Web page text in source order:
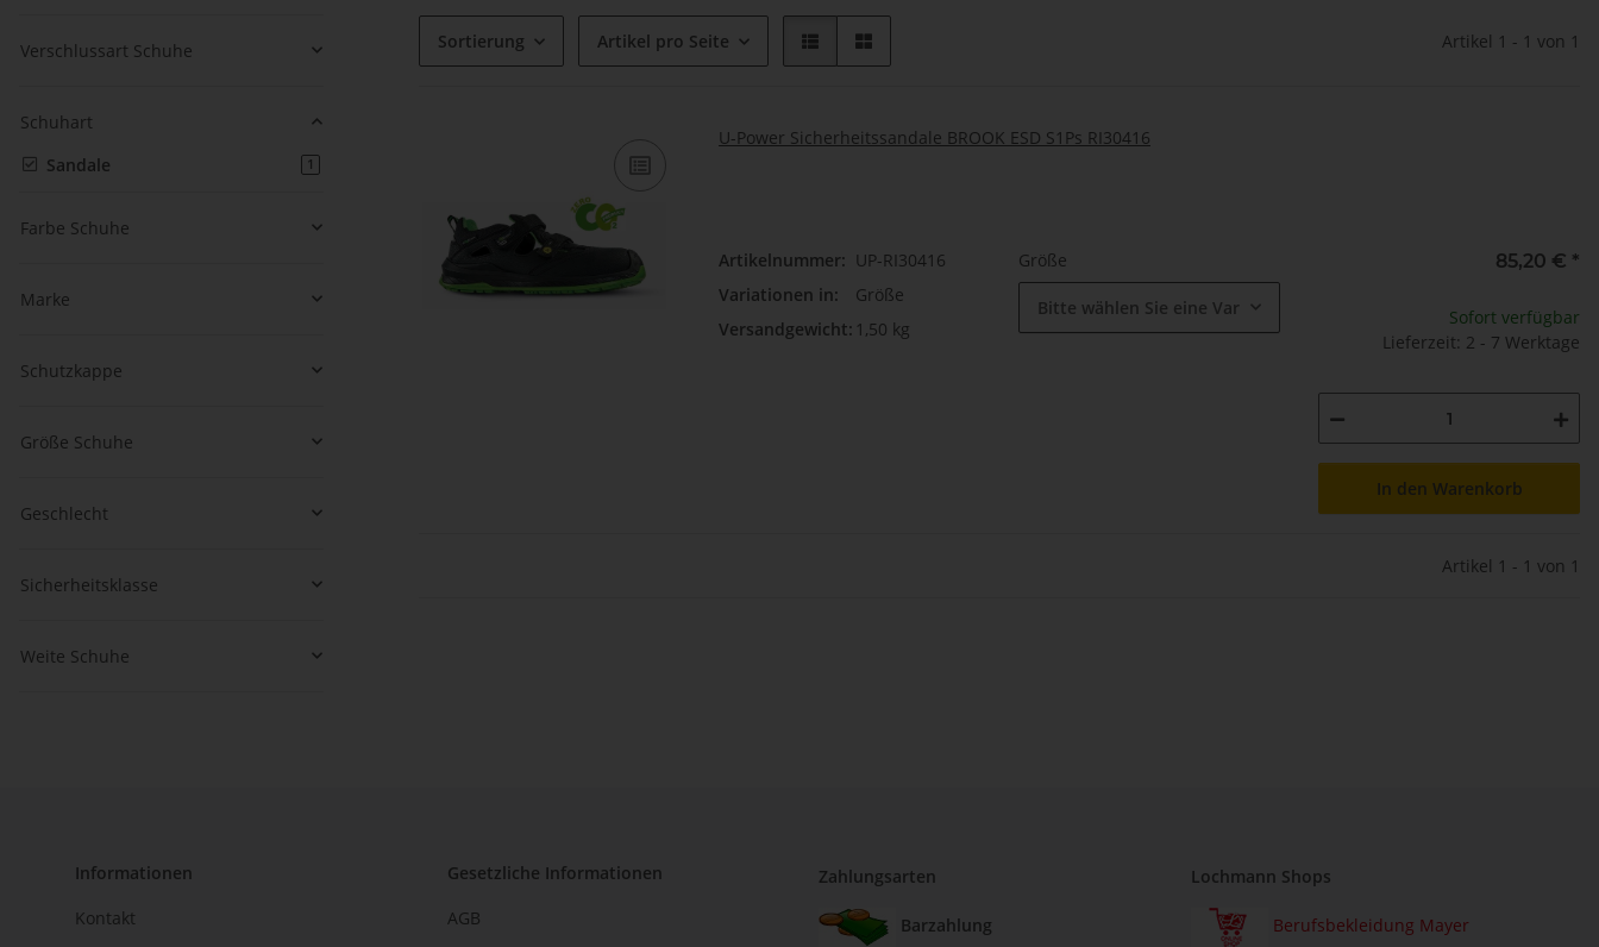
Sortierung Artikel pro Seite Artikel 1 - 1 von 1
U-Power Sicherheitssandale BROOK ESD S1Ps RI30416
Artikelnummer: UP-RI30416
Variationen in:
Größe
Versandgewicht: 1,50 kg
Größe
Bitte wählen Sie eine Variation.
85,20 € *
Sofort verfügbar
Lieferzeit: 2 - 7 Werktage
In den Warenkorb
Artikel 1 - 1 von 1
Verschlussart Schuhe
Schuhart
Sandale
1
Farbe Schuhe
Marke
Schutzkappe
Größe Schuhe
Geschlecht
Sicherheitsklasse
Weite Schuhe
Informationen
Kontakt
Gesetzliche Informationen
AGB
Zahlungsarten
Barzahlung
Lochmann Shops
Berufsbekleidung Mayer